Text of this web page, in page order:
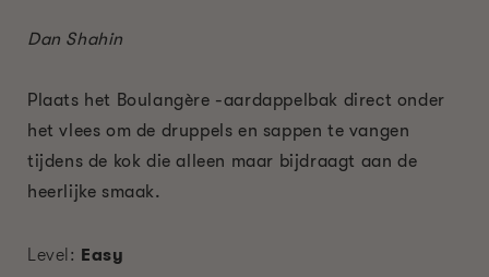
Dan Shahin
Plaats het Boulangère -aardappelbak direct onder
het vlees om de druppels en sappen te vangen
tijdens de kok die alleen maar bijdraagt ​​aan de
heerlijke smaak.
Level: Easy